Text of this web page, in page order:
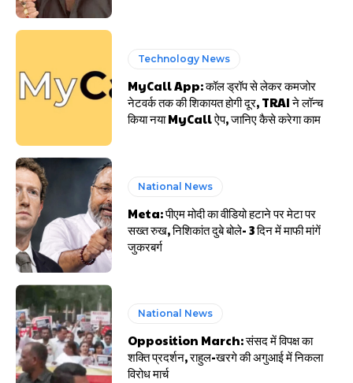
Technology News
MyCall App: कॉल ड्रॉप से लेकर कमजोर
नेटवर्क तक की शिकायत होगी दूर, TRAI ने लॉन्च
किया नया MyCall ऐप, जानिए कैसे करेगा काम
National News
Meta: पीएम मोदी का वीडियो हटाने पर मेटा पर
सख्त रुख, निशिकांत दुबे बोले- 3 दिन में माफी मांगें
जुकरबर्ग
National News
Opposition March: संसद में विपक्ष का
शक्ति प्रदर्शन, राहुल-खरगे की अगुआई में निकला
विरोध मार्च